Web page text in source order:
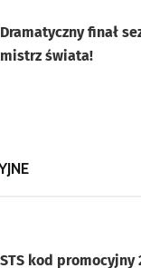
Dramatyczny finał
mistrz świata!
STS kod promocyjny